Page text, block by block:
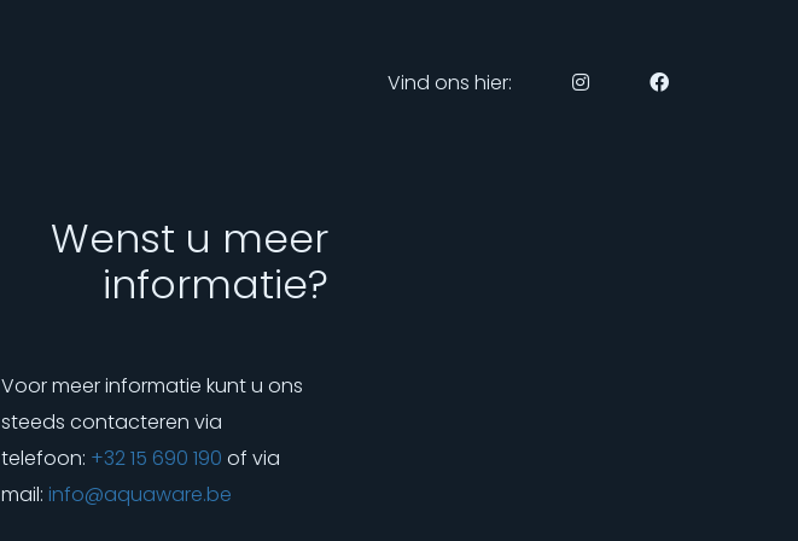
Vind ons hier:
Wenst u meer
informatie?
Voor meer informatie kunt u ons
steeds contacteren via
telefoon: +32 15 690 190 of via
mail: info@aquaware.be